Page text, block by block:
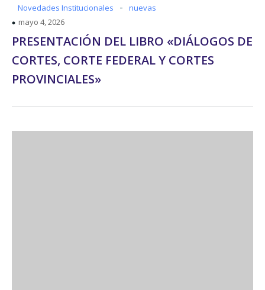
Novedades Institucionales -
nuevas
mayo 4, 2026
PRESENTACIÓN DEL LIBRO «DIÁLOGOS DE
CORTES, CORTE FEDERAL Y CORTES
PROVINCIALES»